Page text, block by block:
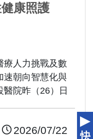
健康照護
療人力挑戰及數
速朝向智慧化與
醫院昨（26）日
學界及永續領域
2026/07/22